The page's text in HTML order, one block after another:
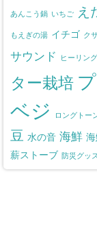
あんこう鍋 いちご え
もえぎの湯 イチゴ ク
サウンド
ヒーリング
ター栽培
ベジ
ロングトー
豆 水の音 海鮮
薪ストーブ 防災グッ